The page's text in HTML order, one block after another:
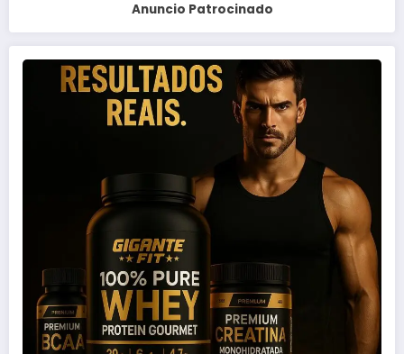
Anuncio Patrocinado